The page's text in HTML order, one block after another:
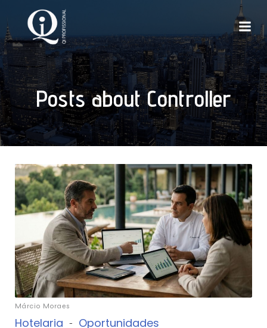
Posts about Controller
Márcio Moraes
Hotelaria - Oportunidades